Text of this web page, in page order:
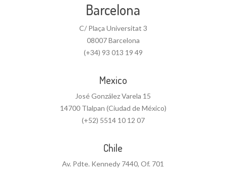
Barcelona
C/ Plaça Universitat 3
08007 Barcelona
(+34) 93 013 19 49
Mexico
José González Varela 15
14700 Tlalpan (Ciudad de México)
(+52) 5514 10 12 07
Chile
Av. Pdte. Kennedy 7440, Of. 701